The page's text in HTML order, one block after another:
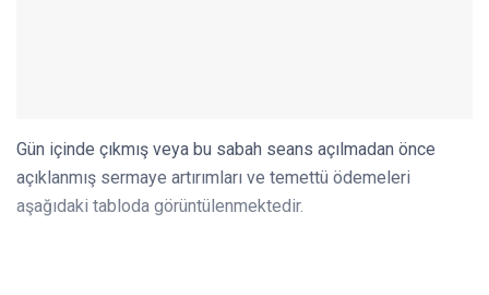
Gün içinde çıkmış veya bu sabah seans açılmadan önce
açıklanmış sermaye artırımları ve temettü ödemeleri
aşağıdaki tabloda görüntülenmektedir.